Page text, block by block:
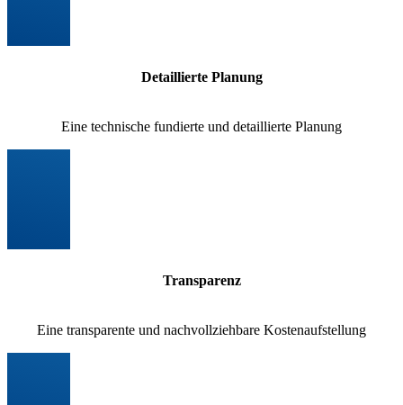
Detaillierte Planung
Eine technische fundierte und detaillierte Planung
Transparenz
Eine transparente und nachvollziehbare Kostenaufstellung